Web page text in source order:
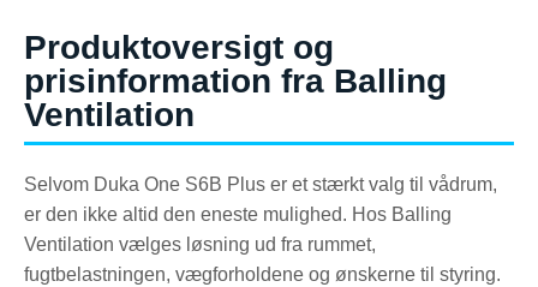
Produktoversigt og
prisinformation fra Balling
Ventilation
Selvom Duka One S6B Plus er et stærkt valg til vådrum,
er den ikke altid den eneste mulighed. Hos Balling
Ventilation vælges løsning ud fra rummet,
fugtbelastningen, vægforholdene og ønskerne til styring.